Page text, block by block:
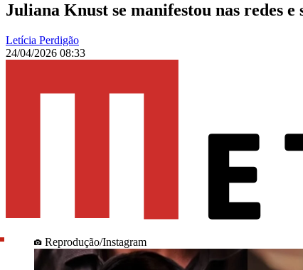
Juliana Knust se manifestou nas redes
Letícia Perdigão
24/04/2026 08:33
Reprodução/Instagram